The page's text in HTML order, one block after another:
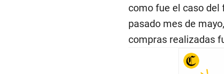
como fue el caso
pasado mes de
compras realizadas